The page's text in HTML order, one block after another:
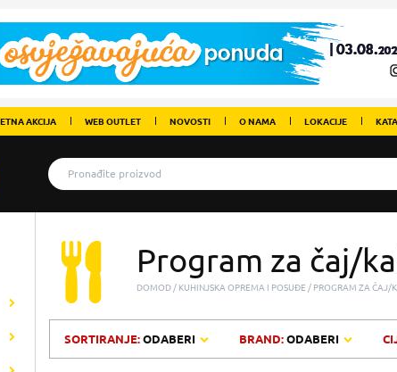
AKCIJA WEB OUTLET NOVOSTI O NAMA LOKACIJE
Program za čaj/
DOMOD KUHINJSKA OPREMA I POSUĐE PROGRAM ZA ČAJ/
SORTIRANJE:ODABERI BRAND:ODABERI